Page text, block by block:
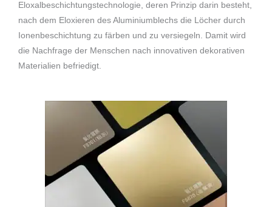
Eloxalbeschichtungstechnologie, deren Prinzip darin besteht,
nach dem Eloxieren des Aluminiumblechs die Löcher durch
Ionenbeschichtung zu färben und zu versiegeln. Damit wird
die Nachfrage der Menschen nach innovativen dekorativen
Materialien befriedigt.